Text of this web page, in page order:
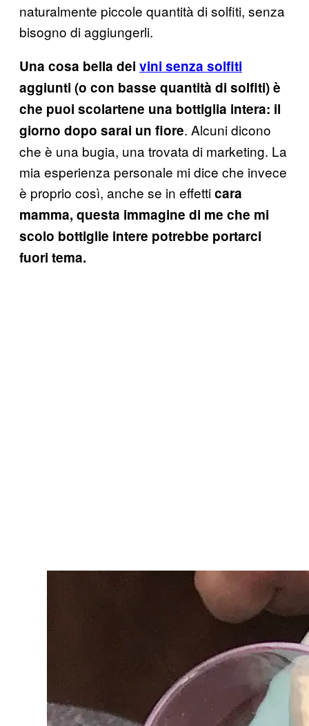
naturalmente piccole quantità di solfiti, senza
bisogno di aggiungerli.
Una cosa bella dei vini senza solfiti
aggiunti (o con basse quantità di solfiti) è
che puoi scolartene una bottiglia intera: il
giorno dopo sarai un fiore. Alcuni dicono
che è una bugia, una trovata di marketing. La
mia esperienza personale mi dice che invece
è proprio così, anche se in effetticara
mamma, questa immagine di me che mi
scolo bottiglie intere potrebbe portarci
fuori tema.